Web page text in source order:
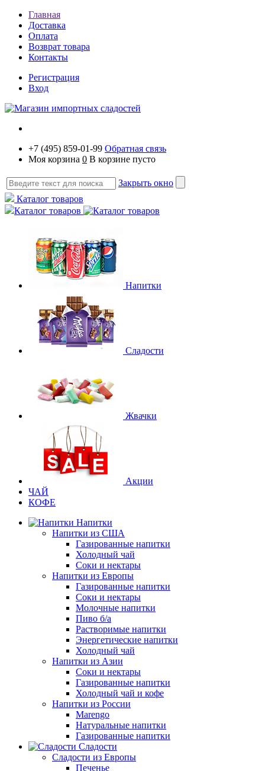
Главная
Доставка
Оплата
Возврат товара
Контакты
Регистрация
Вход
+7 (495) 859-01-99 Обратная связь
Моя корзина 0 В корзине пусто
Закрыть окно
Каталог товаров
Каталог товаров
Напитки
Сладости
Жвачки
Акции
ЧАЙ
КОФЕ
Напитки
Напитки из США
Газированные напитки
Холодный чай
Соки и нектары
Напитки из Европы
Газированные напитки
Соки и нектары
Молочные напитки
Пиво б/а
Растворимые напитки
Энергетические напитки
Холодный чай
Напитки из Азии
Соки и нектары
Газированные напитки
Холодный чай и кофе
Напитки из России
Marengo
Натуральные напитки
Газированные напитки
Сладости
Сладости из Европы
Печенье